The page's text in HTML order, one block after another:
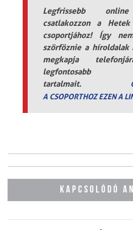
Legfrissebb
csatlakozzon a
csoportjához! Így
szörföznie a
megkapja
legfontosabb
tartalmait.
A CSOPORTHOZ EZEN A
KAPCSOLÓDÓ